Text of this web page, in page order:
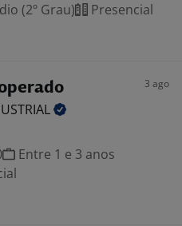
(2º Grau)
Presencial
3 ago
Entre 1 e 3 anos